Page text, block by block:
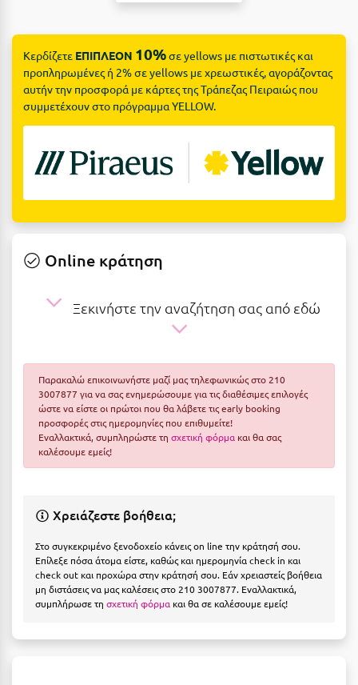
Γρεβενά
Γύθειο
Δελφοί
Ελούντα Κρήτης
Ερμιόνη
Εύβοια
Ευρυτανία
Ζ
Ηλεία
Ηράκλειο
Κερδίζετε ΕΠΙΠΛΕΟΝ 10%σε yellows με πιστωτικές και
προπληρωμένες ή 2% σε yellows με χρεωστικές, αγοράζοντας
αυτήν την προσφορά με κάρτες της Τράπεζας Πειραιώς που
συμμετέχουν στο πρόγραμμα YELLOW.
Online κράτηση
Ξεκινήστε την αναζήτηση σας από εδώ
Παρακαλώ επικοινωνήστε μαζί μας τηλεφωνικώς στο 210
3007877 για να σας ενημερώσουμε για τις διαθέσιμες επιλογές
ώστε να είστε οι πρώτοι που θα λάβετε τις early booking
προσφορές στις ημερομηνίες που επιθυμείτε!
Εναλλακτικά, συμπληρώστε τη σχετική φόρμακαι θα σας
καλέσουμε εμείς!
Χρειάζεστε βοήθεια;
Στο συγκεκριμένο ξενοδοχείο κάνεις on line την κράτησή σου.
Επίλεξε πόσα άτομα είστε, καθώς και ημερομηνία check in και
check out και προχώρα στην κράτησή σου. Εάν χρειαστείς βοήθεια
μη διστάσεις να μας καλέσεις στο 210 3007877. Εναλλακτικά,
συμπλήρωσε τη σχετική φόρμα και θα σε καλέσουμε εμείς!